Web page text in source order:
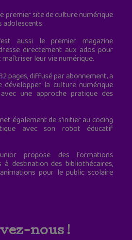
premier site de culture numérique
adolescents.
aussi le premier magazine
directement aux ados pour
maîtriser leur vie numérique.
pages, diffusé par abonnement, a
la culture numérique
une approche pratique des
également de s'initier au coding
avec son robot éducatif
propose des formations
à destination des bibliothécaires,
pour le public scolaire
nous !